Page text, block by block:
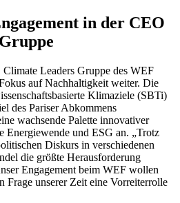
in der CEO
Leaders Gruppe des WEF
auf Nachhaltigkeit weiter. Die
Klimaziele (SBTi)
des Pariser Abkommens
wachsende Palette innovativer
Energiewende und ESG an. „Trotz
Diskurs in verschiedenen
die größte Herausforderung
Engagement beim WEF wollen
Frage unserer Zeit eine Vorreiterrolle